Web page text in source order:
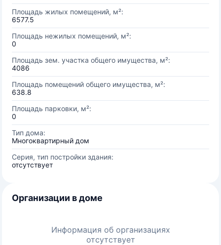
Площадь жилых помещений, м²:
6577.5
Площадь нежилых помещений, м²:
0
Площадь зем. участка общего имущества, м²:
4086
Площадь помещений общего имущества, м²:
638.8
Площадь парковки, м²:
0
Тип дома:
Многоквартирный дом
Серия, тип постройки здания:
отсутствует
Организации в доме
Информация об организациях
отсутствует